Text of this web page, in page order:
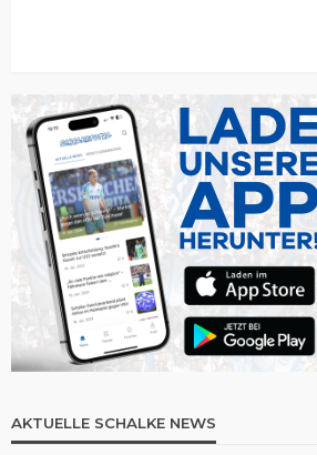
AKTUELLE SCHALKE NEWS